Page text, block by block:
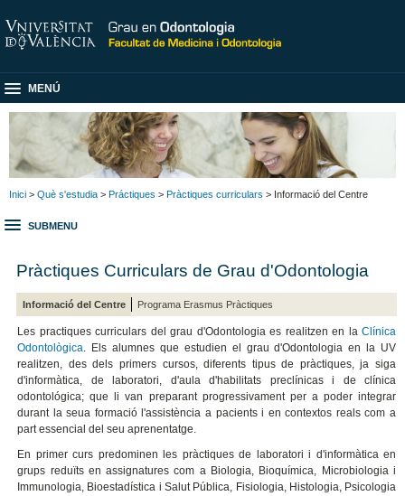
MENÚ
Inici > Què s'estudia > Práctiques > Pràctiques curriculars > Informació del Centre
SUBMENU
Pràctiques Curriculars de Grau d'Odontologia
Informació del Centre Programa Erasmus Pràctiques
Les practiques curriculars del grau d'Odontologia es realitzen en laClínica
Odontològica. Els alumnes que estudien el grau d'Odontologia en la UV
realitzen, des dels primers cursos, diferents tipus de pràctiques, ja siga
d'informàtica, de laboratori, d'aula d'habilitats preclínicas i de clínica
odontológica; que li van preparant progressivament per a poder integrar
durant la seua formació l'assistència a pacients i en contextos reals com a
part essencial del seu aprenentatge.
En primer curs predominen les pràctiques de laboratori i d'informàtica en
grups reduïts en assignatures com a Biologia, Bioquímica, Microbiologia i
Immunologia, Bioestadística i Salut Pública, Fisiologia, Histologia, Psicologia